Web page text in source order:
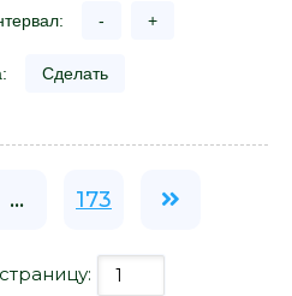
- +
Сделать
... 173